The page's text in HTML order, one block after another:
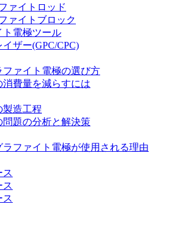
ァイトロッド
ァイトブロック
ト電極ツール
ザー(GPC/CPC)
ファイト電極の選び方
消費量を減らすには
製造工程
問題の分析と解決策
ラファイト電極が使用される理由
ス
ス
ス